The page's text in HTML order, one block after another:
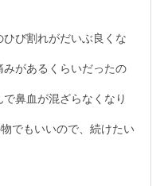
び割れがだいぶ良くな
があるくらいだったの
鼻血が混ざらなくなり
でもいいので、続けたい